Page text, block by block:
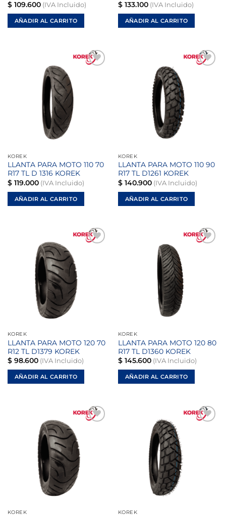
$109.600(IVA Incluido)
AÑADIR AL CARRITO
$133.100(IVA Incluido)
AÑADIR AL CARRITO
KOREK
LLANTA PARA MOTO 110 70
R17 TL D 1316 KOREK
$119.000(IVA Incluido)
AÑADIR AL CARRITO
KOREK
LLANTA PARA MOTO 110 90
R17 TL D1261 KOREK
$140.900(IVA Incluido)
AÑADIR AL CARRITO
KOREK
LLANTA PARA MOTO 120 70
R12 TL D1379 KOREK
$98.600(IVA Incluido)
AÑADIR AL CARRITO
KOREK
LLANTA PARA MOTO 120 80
R17 TL D1360 KOREK
$145.600(IVA Incluido)
AÑADIR AL CARRITO
KOREK KOREK